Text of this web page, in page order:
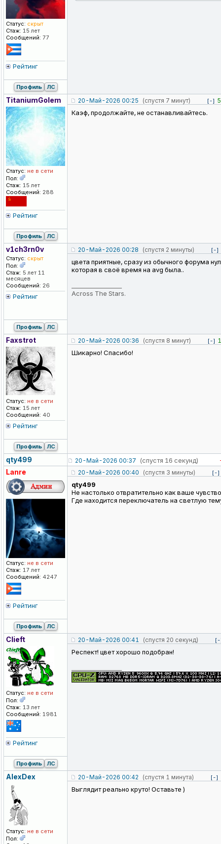
Статус: скрыт
Стаж: 15 лет
Сообщений: 77
Рейтинг
Профиль ЛС
TitaniumGolem
Статус: не в сети
Пол:
Стаж: 15 лет
Сообщений: 288
Рейтинг
20-Май-2026 00:25 (спустя 7 минут) [-] 5
Каэф, продолжайте, не останавливайтесь.
Профиль ЛС
v1ch3rn0v
Статус: скрыт
Пол:
Стаж: 5 лет 11
месяцев
Сообщений: 26
Рейтинг
20-Май-2026 00:28 (спустя 2 минуты) [-]
цвета приятные, сразу из обычного форума
которая в своё время на avg была..
Across The Stars.
Профиль ЛС
Faxstrot
Статус: не в сети
Стаж: 15 лет
Сообщений: 40
Рейтинг
20-Май-2026 00:36 (спустя 8 минут) [-] 1
Шикарно! Спасибо!
Профиль ЛС
qty499 20-Май-2026 00:37 (спустя 16 секунд)
Lanre
Статус: не в сети
Стаж: 17 лет
Сообщений: 4247
Рейтинг
20-Май-2026 00:40 (спустя 3 минуты) [-]
qty499
Не настолько отвратительно как ваше
Где находится переключатель на светлую
Профиль ЛС
Clieft
Статус: не в сети
Пол:
Стаж: 13 лет
Сообщений: 1981
Рейтинг
20-Май-2026 00:41 (спустя 20 секунд)
Респект! цвет хорошо подобран!
Профиль ЛС
AlexDex
Статус: не в сети
Пол:
20-Май-2026 00:42 (спустя 1 минута) [-]
Выглядит реально круто! Оставьте )